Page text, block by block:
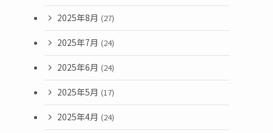
2025年8月 (27)
2025年7月 (24)
2025年6月 (24)
2025年5月 (17)
2025年4月 (24)